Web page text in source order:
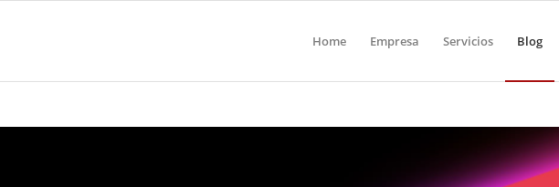
Home Empresa Servicios Blog